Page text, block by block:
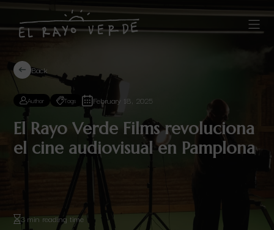
Back
Author Tags February 18, 2025
El Rayo Verde Films revoluciona
el cine audiovisual en Pamplona
3 min reading time